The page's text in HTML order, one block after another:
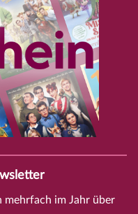
im Jahr über